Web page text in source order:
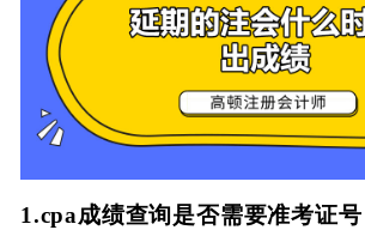
1.cpa成绩查询是否需要准考证号